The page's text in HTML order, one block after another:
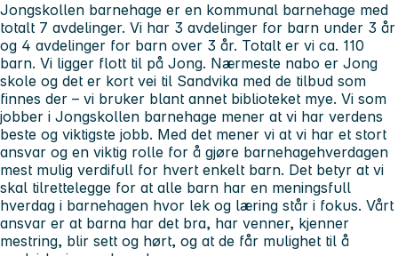
Jongskollen barnehage er en kommunal barnehage med
totalt 7 avdelinger. Vi har 3 avdelinger for barn under 3 år
og 4 avdelinger for barn over 3 år. Totalt er vi ca. 110
barn. Vi ligger flott til på Jong. Nærmeste nabo er Jong
skole og det er kort vei til Sandvika med de tilbud som
finnes der – vi bruker blant annet biblioteket mye. Vi som
jobber i Jongskollen barnehage mener at vi har verdens
beste og viktigste jobb. Med det mener vi at vi har et stort
ansvar og en viktig rolle for å gjøre barnehagehverdagen
mest mulig verdifull for hvert enkelt barn. Det betyr at vi
skal tilrettelegge for at alle barn har en meningsfull
hverdag i barnehagen hvor lek og læring står i fokus. Vårt
ansvar er at barna har det bra, har venner, kjenner
mestring, blir sett og hørt, og at de får mulighet til å